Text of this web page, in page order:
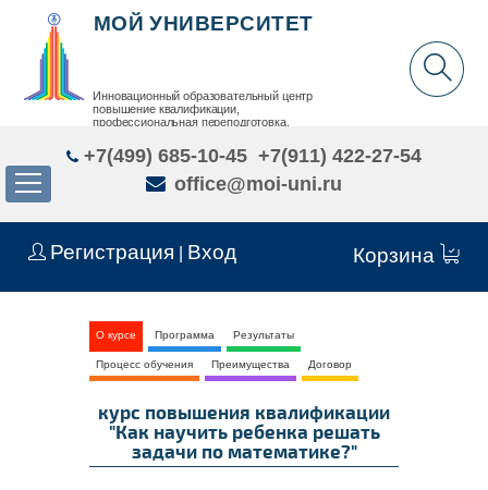
Регистрация Вход Корзина
МОЙ УНИВЕРСИТЕТ
Инновационный образовательный центр
повышение квалификации,
профессиональная переподготовка,
+7(499) 685-10-45 +7(911) 422-27-54
office@moi-uni.ru
О курсе Программа Результаты
Процесс обучения Преимущества Договор
курс повышения квалификации
"Как научить ребенка решать
задачи по математике?"